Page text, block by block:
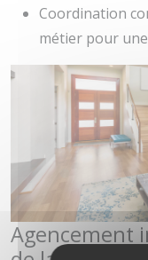
Coordination
métier pour
Agencement